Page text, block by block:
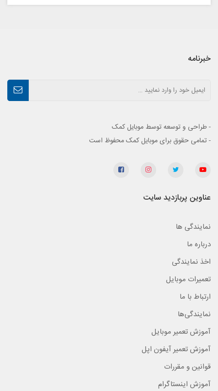
خبرنامه
- طراحی و توسعه توسط موبایل کمک
- تمامی حقوق برای موبایل کمک محفوظ است
عناوین پربازدید سایت
نمایندگی ها
درباره ما
اخذ نمایندگی
تعمیرات موبایل
ارتباط با ما
نمایندگی‌ها
آموزش تعمیر موبایل
آموزش تعمیر آیفون اپل
قوانین و مقررات
آموزش اینستاگرام